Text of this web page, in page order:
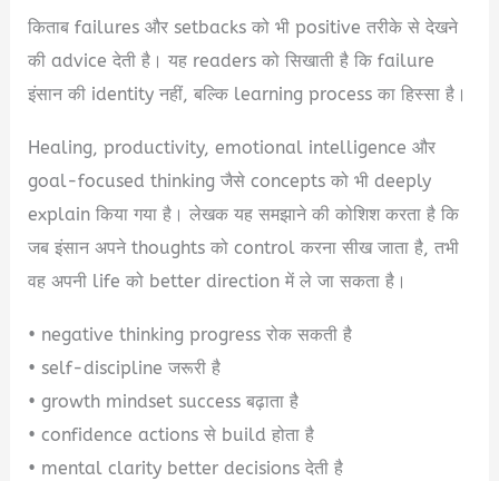
किताब failures और setbacks को भी positive तरीके से देखने
की advice देती है। यह readers को सिखाती है कि failure
इंसान की identity नहीं, बल्कि learning process का हिस्सा है।
Healing, productivity, emotional intelligence और
goal-focused thinking जैसे concepts को भी deeply
explain किया गया है। लेखक यह समझाने की कोशिश करता है कि
जब इंसान अपने thoughts को control करना सीख जाता है, तभी
वह अपनी life को better direction में ले जा सकता है।
• negative thinking progress रोक सकती है
• self-discipline जरूरी है
• growth mindset success बढ़ाता है
• confidence actions से build होता है
• mental clarity better decisions देती है